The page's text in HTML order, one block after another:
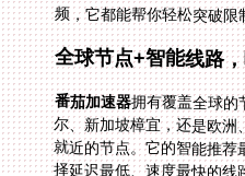
频，它都能帮你轻松突破
全球节点+智能线路
番茄加速器拥有覆盖全球的
尔、新加坡樟宜，还
就近的节点。它的智
择延迟最低、速度最
情况。比如在韩国看
洲的国内节点，让你